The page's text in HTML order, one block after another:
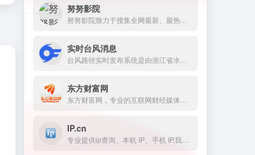
努努影院
实时台风消息
东方财富网
IP.cn